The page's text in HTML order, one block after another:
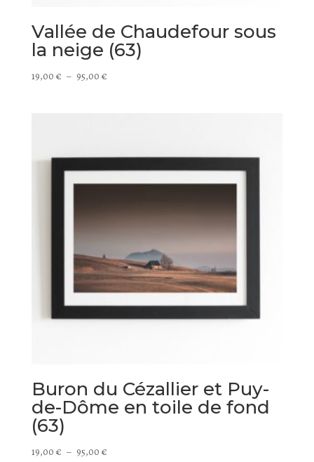
Vallée de Chaudefour sous
la neige (63)
19,00€ – 95,00€Plage
95,00 €
Buron du Cézallier et Puy-
de-Dôme en toile de fond
(63)
19,00€ – 95,00€Plage